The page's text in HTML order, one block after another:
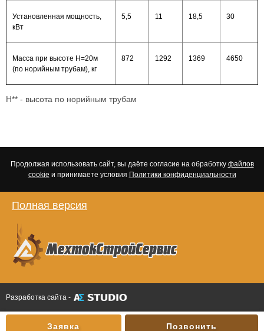
Установленная мощность,
кВт
5,5 11 18,5 30
Масса при высоте Н=20м
(по норийным трубам), кг
872 1292 1369 4650
Н** - высота по норийным трубам
Продолжая использовать сайт, вы даёте согласие на обработку файлов
cookie и принимаете условия Политики конфиденциальности
Полная версия
Разработка сайта -
Заявка Позвонить